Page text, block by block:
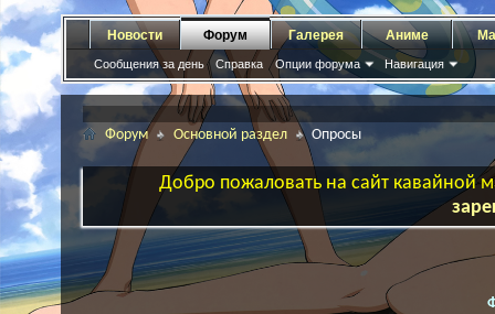
Новости Форум
Сообщения за день Справка Опции форума Навигация
Галерея Аниме
Форум Основной раздел Опросы
Добро пожаловать на сайт кавайной